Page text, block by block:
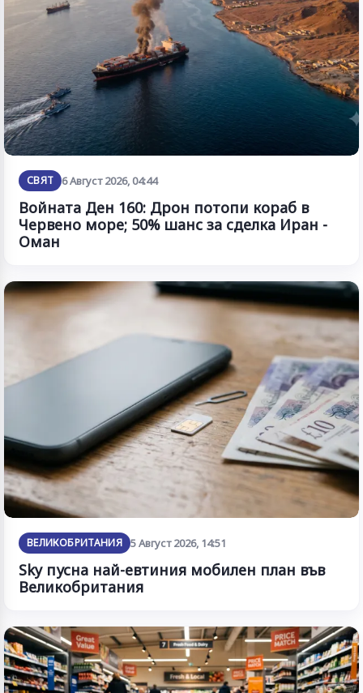
СВЯТ 6 Август 2026, 04:44
Войната Ден 160: Дрон потопи кораб в
Червено море; 50% шанс за сделка Иран -
Оман
ВЕЛИКОБРИТАНИЯ 5 Август 2026, 14:51
Sky пусна най-евтиния мобилен план във
Великобритания